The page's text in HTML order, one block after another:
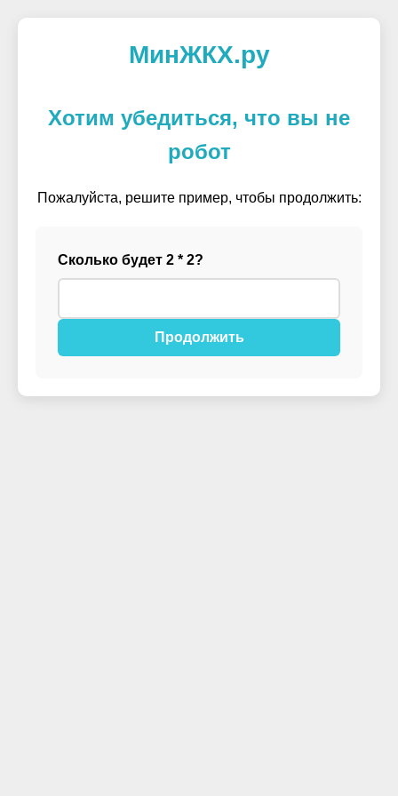
МинЖКХ.ру
Хотим убедиться, что вы не
робот
Пожалуйста, решите пример, чтобы продолжить:
Сколько будет 2 * 2?
Продолжить